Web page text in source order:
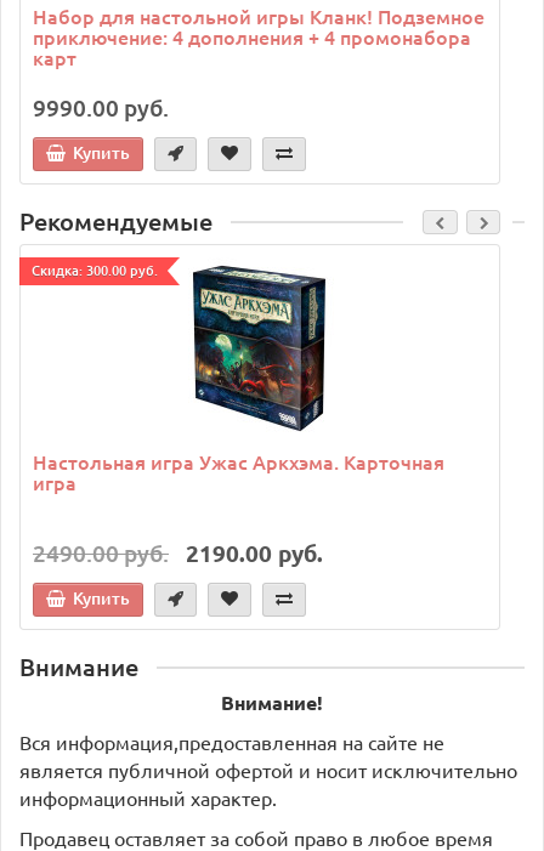
Набор для настольной игры Кланк! Подземное
приключение: 4 дополнения + 4 промонабора
карт
9990.00 руб.
Купить
Рекомендуемые
Cкидка: 300.00 руб.
Настольная игра Ужас Аркхэма. Карточная
игра
2490.00 руб. 2190.00 руб.
Купить
Внимание
Внимание!
Вся информация,предоставленная на сайте не
является публичной офертой и носит исключительно
информационный характер.
Продавец оставляет за собой право в любое время